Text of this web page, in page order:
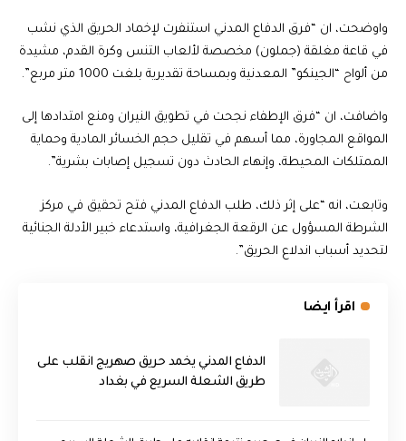
​واوضحت، ان “فرق الدفاع المدني استنفرت لإخماد الحريق الذي نشب
في قاعة مغلقة (جملون) مخصصة لألعاب التنس وكرة القدم، مشيدة
من ألواح “الجينكو” المعدنية وبمساحة تقديرية بلغت 1000 متر مربع”.
واضافت، ان “فرق الإطفاء نجحت في تطويق النيران ومنع امتدادها إلى
المواقع المجاورة، مما أسهم في تقليل حجم الخسائر المادية وحماية
الممتلكات المحيطة، وإنهاء الحادث دون تسجيل إصابات بشرية”.
وتابعت، انه “على إثر ذلك، طلب الدفاع المدني فتح تحقيق في مركز
الشرطة المسؤول عن الرقعة الجغرافية، واستدعاء خبير الأدلة الجنائية
لتحديد أسباب اندلاع الحريق”.
اقرأ ايضا
الدفاع المدني يخمد حريق صهريج انقلب على
طريق الشعلة السريع في بغداد